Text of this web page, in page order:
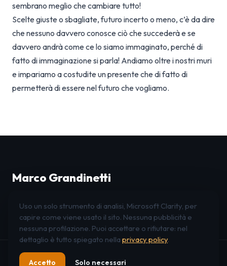
sembrano meglio che cambiare tutto!
Scelte giuste o sbagliate, futuro incerto o meno, c’è da dire
che nessuno davvero conosce ciò che succederà e se
davvero andrà come ce lo siamo immaginato, perché di
fatto di immaginazione si parla! Andiamo oltre i nostri muri
e impariamo a costudite un presente che di fatto di
permetterà di essere nel futuro che vogliamo.
Marco Grandinetti
LinkedIn
Instagram Facebook
© 2026 Marco Grandinetti ·
Uso un solo strumento di analisi, Microsoft Clarity, per
capire come viene usato il sito. Nessuna pubblicità e
nessuna profilazione. Puoi accettare o rifiutare: nel
dettaglio è tutto spiegato nella privacy policy.
Accetto Solo necessari